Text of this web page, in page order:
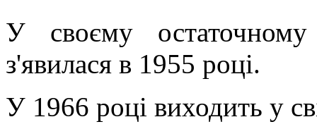
У своєму остаточному
з'явилася в 1955 році.
У 1966 році виходить у